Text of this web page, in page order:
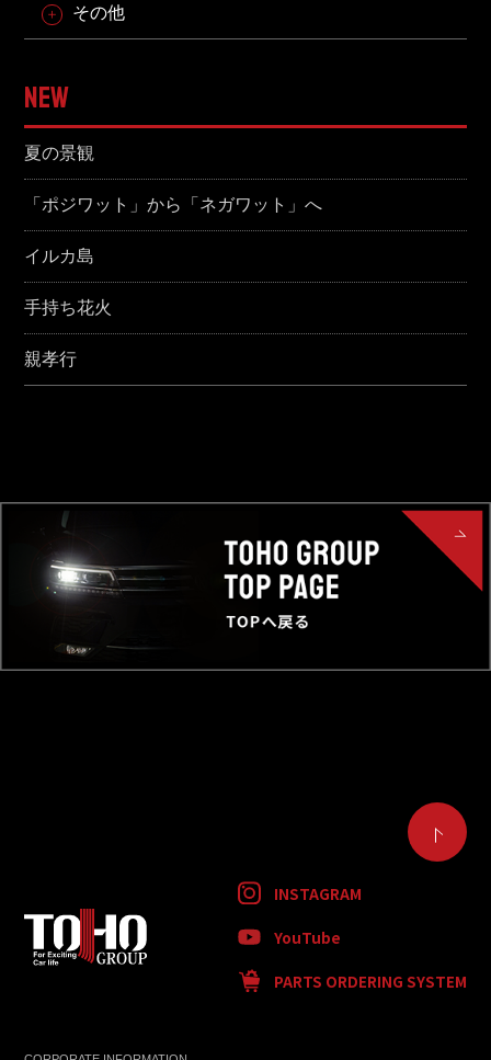
その他
NEW
夏の景観
「ポジワット」から「ネガワット」へ
イルカ島
手持ち花火
親孝行
INSTAGRAM
YouTube
PARTS ORDERING SYSTEM